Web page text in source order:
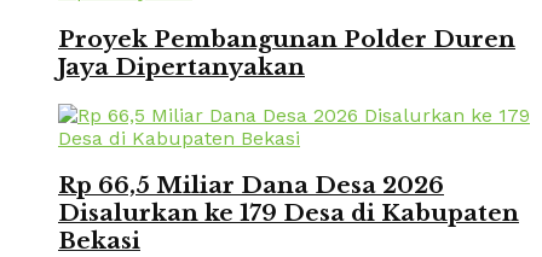
Proyek Pembangunan Polder Duren
Jaya Dipertanyakan
Rp 66,5 Miliar Dana Desa 2026
Disalurkan ke 179 Desa di Kabupaten
Bekasi